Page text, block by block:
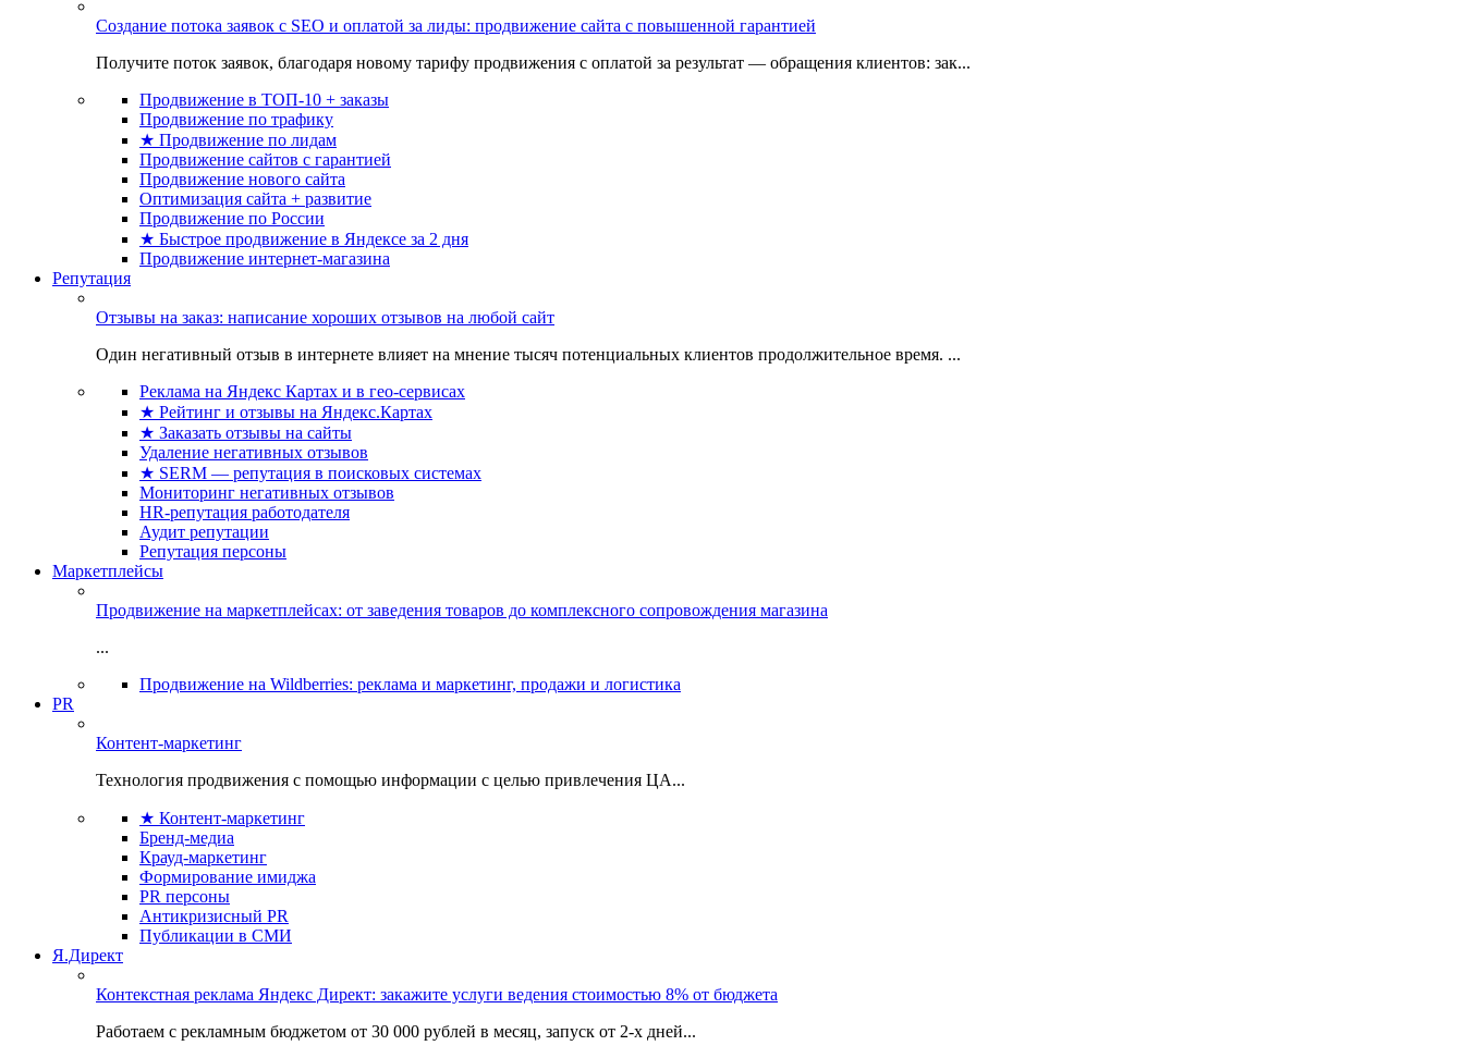
Создание потока заявок с SEO и оплатой за лиды: продвижение сайта с повышенной гарантией
Получите поток заявок, благодаря новому тарифу продвижения с оплатой за результат — обращения клиентов: зак...
Продвижение в ТОП-10 + заказы
Продвижение по трафику
★ Продвижение по лидам
Продвижение сайтов с гарантией
Продвижение нового сайта
Оптимизация сайта + развитие
Продвижение по России
★ Быстрое продвижение в Яндексе за 2 дня
Продвижение интернет-магазина
Репутация
Отзывы на заказ: написание хороших отзывов на любой сайт
Один негативный отзыв в интернете влияет на мнение тысяч потенциальных клиентов продолжительное время. ...
Реклама на Яндекс Картах и в гео-сервисах
★ Рейтинг и отзывы на Яндекс.Картах
★ Заказать отзывы на сайты
Удаление негативных отзывов
★ SERM — репутация в поисковых системах
Мониторинг негативных отзывов
HR-репутация работодателя
Аудит репутации
Репутация персоны
Маркетплейсы
Продвижение на маркетплейсах: от заведения товаров до комплексного сопровождения магазина
...
Продвижение на Wildberries: реклама и маркетинг, продажи и логистика
PR
Контент-маркетинг
Технология продвижения с помощью информации с целью привлечения ЦА...
★ Контент-маркетинг
Бренд-медиа
Крауд-маркетинг
Формирование имиджа
PR персоны
Антикризисный PR
Публикации в СМИ
Я.Директ
Контекстная реклама Яндекс Директ: закажите услуги ведения стоимостью 8% от бюджета
Работаем с рекламным бюджетом от 30 000 рублей в месяц, запуск от 2-х дней...